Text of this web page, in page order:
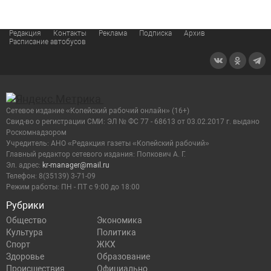
Редакция Контакты Реклама Подписка
Архив
Расписание автобусов
Рубрики
Общество
Экономика
Культура
Политика
Спорт
ЖКХ
Здоровье
Образование
Происшествия
Официально
Сетевое издание «Копейский рабочий онлайн» (16+)
Cвид-во о регистрации СМИ: ЭЛ № ФС 77 - 68613 от 03.02.2017 г. выдано
Роскомнадзором
Учредитель: АНО «Редакция газеты «Копейский рабочий»
Главный редактор сетевого издания: Попкович А. Г.
Эл. адрес: kr-manager@mail.ru
Телефон: 8(35139) 3-71-09
Режим работы: ПН - ПТ с 9:00 до 18:00